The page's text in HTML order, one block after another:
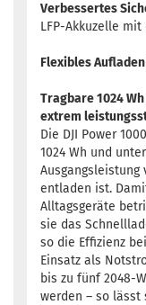
Verbessertes
LFP-Akkuzelle
Flexibles
Tragbare 1024
extrem
Die DJI Power
1024 Wh und
Ausgangsleistung
entladen ist.
Alltagsgeräte
sie das
so die Effizienz
Einsatz als
bis zu fünf 2048-
werden – so